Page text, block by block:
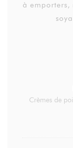
à emporters,
Crèmes de